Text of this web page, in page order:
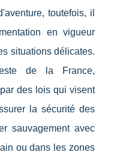
toutefois, il
en vigueur
situations délicates.
de la France,
des lois qui visent
la sécurité des
sauvagement avec
ou dans les zones